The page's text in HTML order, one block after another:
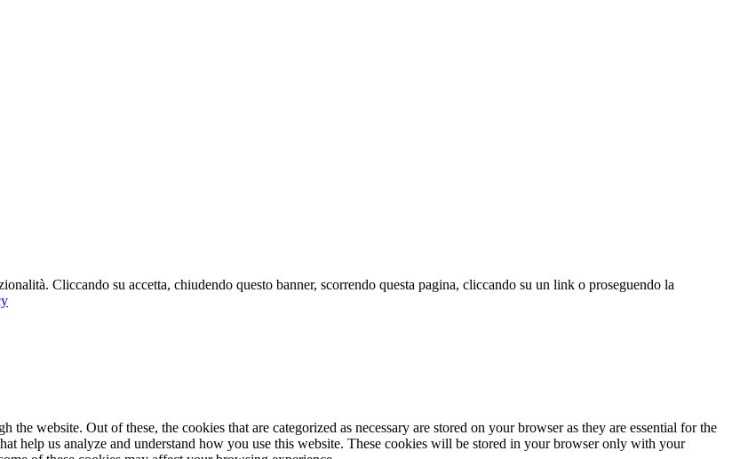
Cliccando su accetta, chiudendo questo banner, scorrendo questa pagina, cliccando su un link o proseguendo la
website. Out of these, the cookies that are categorized as necessary are stored on your browser as they are essential for the
help us analyze and understand how you use this website. These cookies will be stored in your browser only with your